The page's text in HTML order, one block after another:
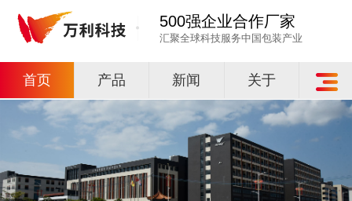
500强企业合作厂家
汇聚全球科技服务中国包装产业
首页 产品 新闻 关于